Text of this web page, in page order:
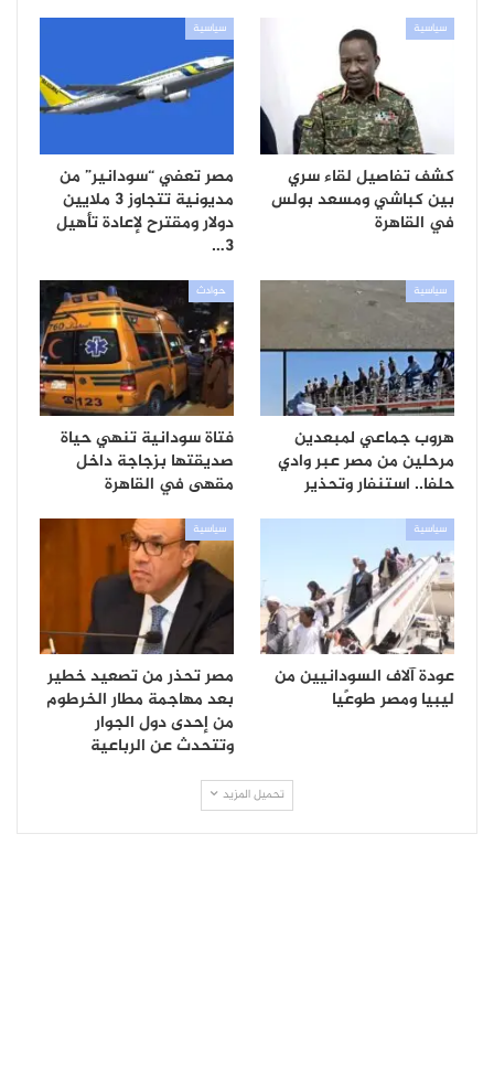
سياسية
كشف تفاصيل لقاء سري
بين كباشي ومسعد بولس
في القاهرة
سياسية
مصر تعفي “سودانير” من
مديونية تتجاوز 3 ملايين
دولار ومقترح لإعادة تأهيل
3…
سياسية
هروب جماعي لمبعدين
مرحلين من مصر عبر وادي
حلفا.. استنفار وتحذير
حوادث
فتاة سودانية تنهي حياة
صديقتها بزجاجة داخل
مقهى في القاهرة
سياسية
عودة آلاف السودانيين من
ليبيا ومصر طوعًيا
سياسية
مصر تحذر من تصعيد خطير
بعد مهاجمة مطار الخرطوم
من إحدى دول الجوار
وتتحدث عن الرباعية
تحميل المزيد